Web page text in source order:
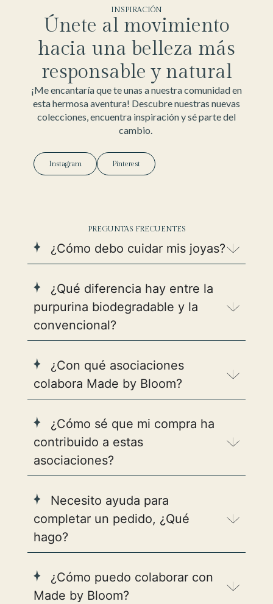
INSPIRACIÓN
Únete al movimiento
hacia una belleza más
responsable y natural
¡Me encantaría que te unas a nuestra comunidad en
esta hermosa aventura! Descubre nuestras nuevas
colecciones, encuentra inspiración y sé parte del
cambio.
Instagram Pinterest
PREGUNTAS FRECUENTES
¿Cómo debo cuidar mis joyas?
¿Qué diferencia hay entre la
purpurina biodegradable y la
convencional?
¿Con qué asociaciones
colabora Made by Bloom?
¿Cómo sé que mi compra ha
contribuido a estas
asociaciones?
Necesito ayuda para
completar un pedido, ¿Qué
hago?
¿Cómo puedo colaborar con
Made by Bloom?